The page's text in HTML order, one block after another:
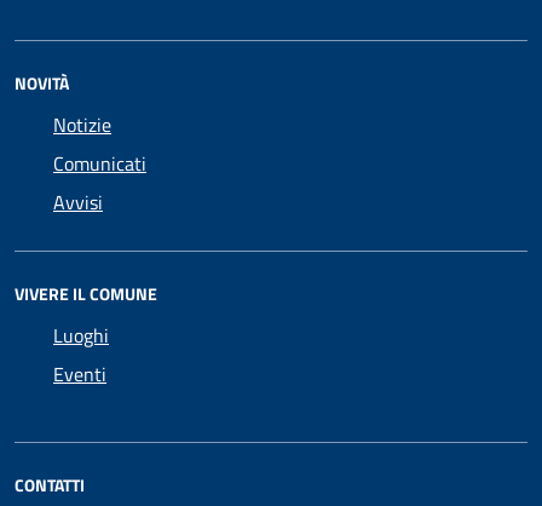
NOVITÀ
Notizie
Comunicati
Avvisi
VIVERE IL COMUNE
Luoghi
Eventi
CONTATTI